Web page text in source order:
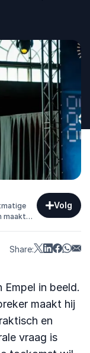
maakt
Volg
Share:
in beeld.
maakt hij
en
vraag is